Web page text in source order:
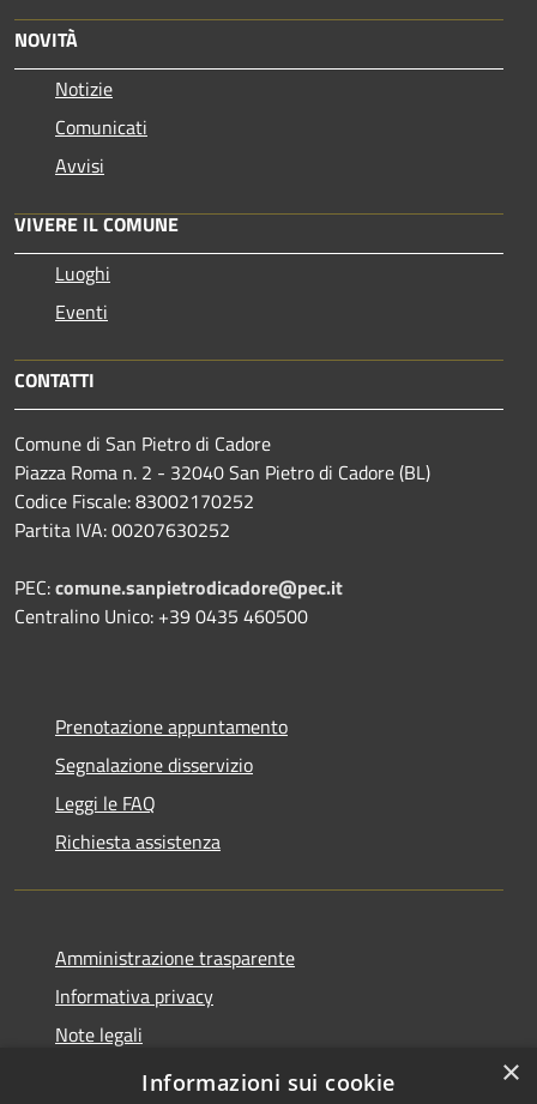
NOVITÀ
Notizie
Comunicati
Avvisi
VIVERE IL COMUNE
Luoghi
Eventi
CONTATTI
Comune di San Pietro di Cadore
Piazza Roma n. 2 - 32040 San Pietro di Cadore (BL)
Codice Fiscale: 83002170252
Partita IVA: 00207630252
PEC:comune.sanpietrodicadore@pec.it
Centralino Unico: +39 0435 460500
Prenotazione appuntamento
Segnalazione disservizio
Leggi le FAQ
Richiesta assistenza
Amministrazione trasparente
Informativa privacy
Note legali
Dichiarazione di accessibilità
×
Informazioni sui cookie